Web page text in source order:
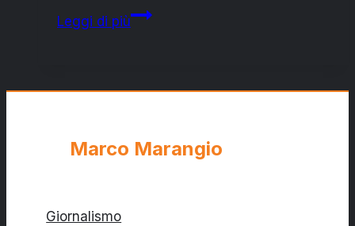
Leggi di più“Silence”:
Marco Marangio
Giornalismo